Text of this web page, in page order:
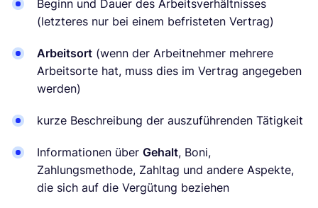
Beginn und Dauer des Arbeitsverhältnisses
(letzteres nur bei einem befristeten Vertrag)
Arbeitsort (wenn der Arbeitnehmer mehrere
Arbeitsorte hat, muss dies im Vertrag angegeben
werden)
kurze Beschreibung der auszuführenden Tätigkeit
Informationen über Gehalt, Boni,
Zahlungsmethode, Zahltag und andere Aspekte,
die sich auf die Vergütung beziehen